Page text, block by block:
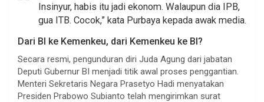
Insinyur, habis itu jadi ekonom. Walaupun dia IPB,
gua ITB. Cocok,” kata Purbaya kepada awak media.
Dari BI ke Kemenkeu, dari Kemenkeu ke BI?
Secara resmi, pengunduran diri Juda Agung dari jabatan
Deputi Gubernur BI menjadi titik awal proses penggantian.
Menteri Sekretaris Negara Prasetyo Hadi menyatakan
Presiden Prabowo Subianto telah mengirimkan surat